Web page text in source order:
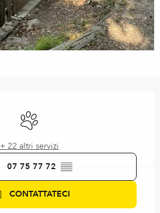
Animali ammessi
+ 22 altri servizi
07 75 77 72 ▒▒
CONTATTATECI